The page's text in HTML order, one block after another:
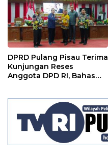
DPRD Pulang Pisau Terima
Kunjungan Reses
Anggota DPD RI, Bahas